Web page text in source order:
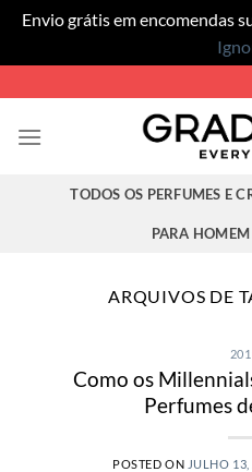
Envio grátis em encomendas
to
content
TODOS OS PERFUMES E
PARA HOMEM
ARQUIVOS DE
Como os
Perfumes
POSTED ON JULHO